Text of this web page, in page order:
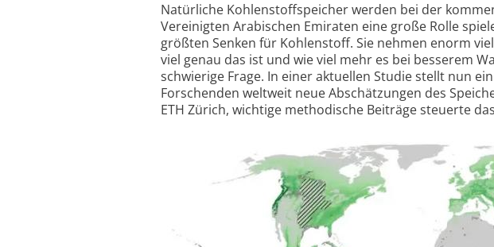
Natürliche Kohlenstoff­speicher werden bei der
Vereinigten Arabischen Emiraten eine große Rolle
größten Senken für Kohlenstoff. Sie nehmen enorm
viel genau das ist und wie viel mehr es bei besserem
schwierige Frage. In einer aktuellen Studie stellt nun
Forschenden weltweit neue Abschätzungen des
ETH Zürich, wichtige methodische Beiträge steuerte